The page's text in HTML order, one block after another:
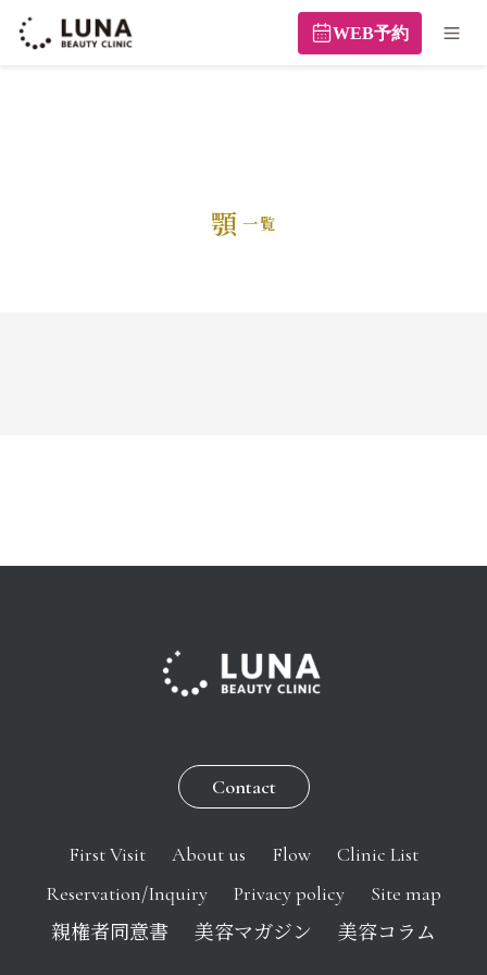
WEB予約
顎
Contact
First Visit About us Flow
Clinic List
Reservation/Inquiry
Privacy policy
Site map
親権者同意書
美容マガジン 美容コラム